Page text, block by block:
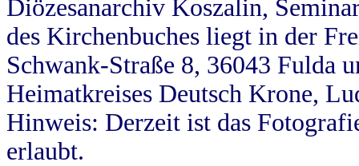
Diözesanarchiv Koszalin,
des Kirchenbuches liegt in der
Schwank-Straße 8, 36043 Fulda
Heimatkreises Deutsch Krone,
Hinweis: Derzeit ist das
erlaubt.